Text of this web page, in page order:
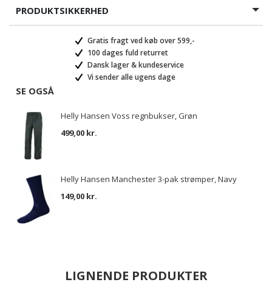
PRODUKTSIKKERHED
Gratis fragt ved køb over 599,-
100 dages fuld returret
Dansk lager & kundeservice
Vi sender alle ugens dage
SE OGSÅ
Helly Hansen Voss regnbukser, Grøn
499,00 kr.
Helly Hansen Manchester 3-pak strømper, Navy
149,00 kr.
LIGNENDE PRODUKTER